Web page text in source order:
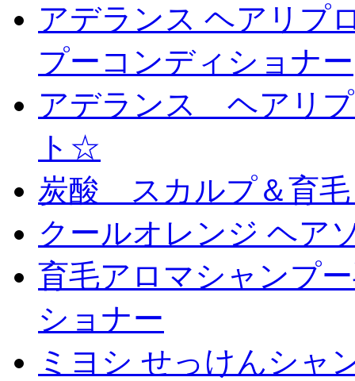
アデランス ヘアリプ
プーコンディショナー
アデランス ヘアリ
ト☆
炭酸 スカルプ＆育
クールオレンジ ヘア
育毛アロマシャンプ
ショナー
ミヨシ せっけんシャ